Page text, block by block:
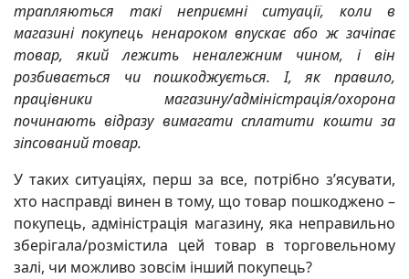
трапляються такі неприємні ситуації, коли в
магазині покупець ненароком впускає або ж зачіпає
товар, який лежить неналежним чином, і він
розбивається чи пошкоджується. І, як правило,
працівники магазину/адміністрація/охорона
починають відразу вимагати сплатити кошти за
зіпсований товар.
У таких ситуаціях, перш за все, потрібно з’ясувати,
хто насправді винен в тому, що товар пошкоджено –
покупець, адміністрація магазину, яка неправильно
зберігала/розмістила цей товар в торговельному
залі, чи можливо зовсім інший покупець?